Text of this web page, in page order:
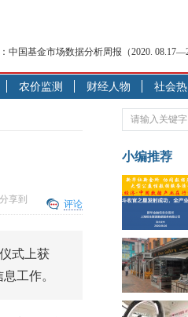
疫情下的香港零售业如何浴火重生？
：中国基金市场数据分析周报（2020.
市场净投放300亿元 短端资金利率明显下行
股市双轮冲击 债市回调十年期债表现最弱
连续两日涨逾3% 沪银及两粕涨势喜人
北斗收官之星发射成功，全产业链解析
中国基金市场数据分析周报（2020.
农价监测 财经人物 社会
评论
分享到
式上获
工作。
小编推荐